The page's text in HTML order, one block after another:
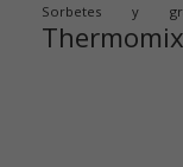
Sorbetes y
Thermomix